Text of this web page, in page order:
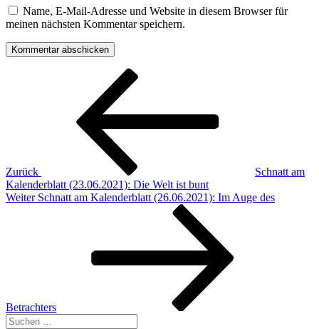
Name, E-Mail-Adresse und Website in diesem Browser für
meinen nächsten Kommentar speichern.
Beitragsnavigation
Zurück
Schnatt am
Kalenderblatt (23.06.2021): Die Welt ist bunt
Nächster
Weiter Schnatt am Kalenderblatt (26.06.2021): Im Auge des
Betrachters
Suche